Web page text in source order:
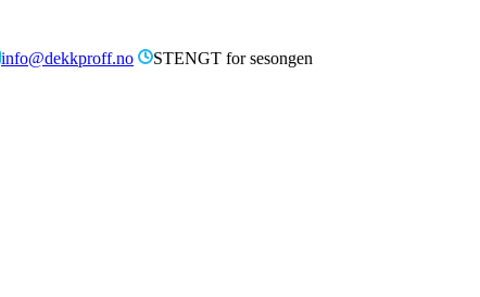
info@dekkproff.no
STENGT for sesongen